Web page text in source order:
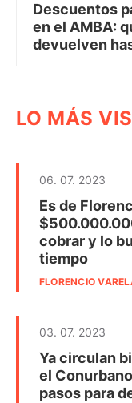
Descuentos
en el AMBA:
devuelven
LO MÁS
06. 07. 2023
Es de
cobrar y lo
tiempo
FLORENCIO
03. 07. 2023
Ya circulan
el
pasos para